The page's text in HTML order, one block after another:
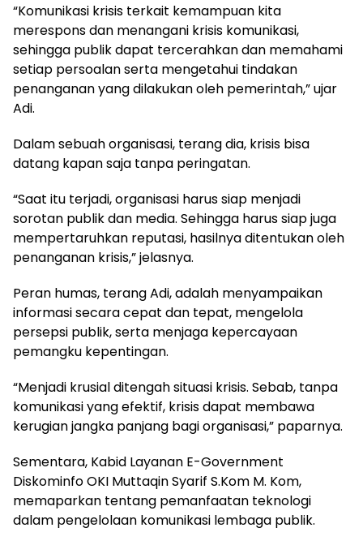
“Komunikasi krisis terkait kemampuan kita
merespons dan menangani krisis komunikasi,
sehingga publik dapat tercerahkan dan memahami
setiap persoalan serta mengetahui tindakan
penanganan yang dilakukan oleh pemerintah,” ujar
Adi.
Dalam sebuah organisasi, terang dia, krisis bisa
datang kapan saja tanpa peringatan.
“Saat itu terjadi, organisasi harus siap menjadi
sorotan publik dan media. Sehingga harus siap juga
mempertaruhkan reputasi, hasilnya ditentukan oleh
penanganan krisis,” jelasnya.
Peran humas, terang Adi, adalah menyampaikan
informasi secara cepat dan tepat, mengelola
persepsi publik, serta menjaga kepercayaan
pemangku kepentingan.
“Menjadi krusial ditengah situasi krisis. Sebab, tanpa
komunikasi yang efektif, krisis dapat membawa
kerugian jangka panjang bagi organisasi,” paparnya.
Sementara, Kabid Layanan E-Government
Diskominfo OKI Muttaqin Syarif S.Kom M. Kom,
memaparkan tentang pemanfaatan teknologi
dalam pengelolaan komunikasi lembaga publik.